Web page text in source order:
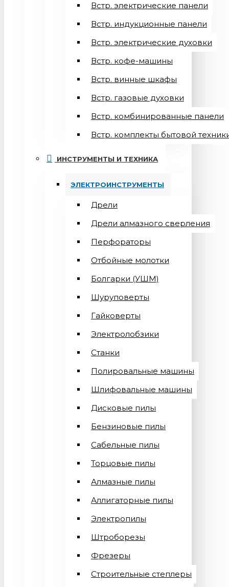
Встр. электрические панели
Встр. индукционные панели
Встр. электрические духовки
Встр. кофе-машины
Встр. винные шкафы
Встр. газовые духовки
Встр. комбинированные панели
Встр. комплекты бытовой
ИНСТРУМЕНТЫ И ТЕХНИКА
ЭЛЕКТРОИНСТРУМЕНТЫ
Дрели
Дрели алмазного сверления
Перфораторы
Отбойные молотки
Болгарки (УШМ)
Шуруповерты
Гайковерты
Электролобзики
Станки
Полировальные машины
Шлифовальные машины
Дисковые пилы
Бензиновые пилы
Сабельные пилы
Торцовые пилы
Алмазные пилы
Аллигаторные пилы
Электропилы
Штроборезы
Фрезеры
Строительные степлеры